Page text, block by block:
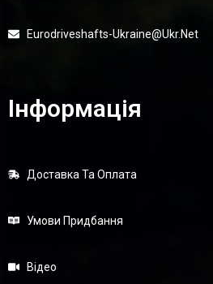
Eurodriveshafts-Ukraine@ukr.net
Інформація
Доставка Та Оплата
Умови Придбання
Відео